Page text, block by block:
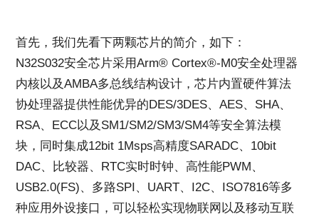
首先，我们先看下两颗芯片的简介，如下：
N32S032安全芯片采用Arm® Cortex®-M0安全处理器
内核以及AMBA多总线结构设计，芯片内置硬件算法
协处理器提供性能优异的DES/3DES、AES、SHA、
RSA、ECC以及SM1/SM2/SM3/SM4等安全算法模
块，同时集成12bit 1Msps高精度SARADC、10bit
DAC、比较器、RTC实时时钟、高性能PWM、
USB2.0(FS)、多路SPI、UART、I2C、ISO7816等多
种应用外设接口，可以轻松实现物联网以及移动互联